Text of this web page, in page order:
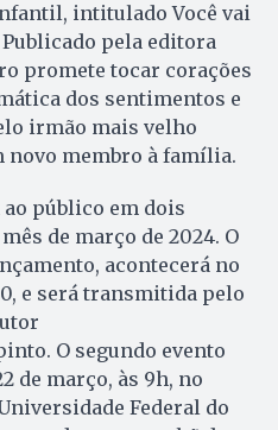
intitulado Você vai
pela editora
promete tocar corações
dos sentimentos e
irmão mais velho
novo membro à família.
ao público em dois
de março de 2024. O
acontecerá no
e será transmitida pelo
O segundo evento
de março, às 9h, no
Federal do